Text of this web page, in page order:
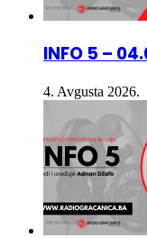
INFO 5 –
4. Avgusta 2026.